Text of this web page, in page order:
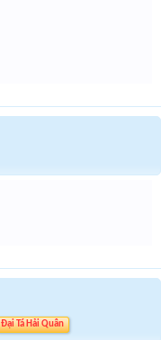
Đại Tá Hải Quân